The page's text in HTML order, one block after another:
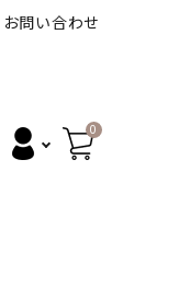
お問い合わせ
0